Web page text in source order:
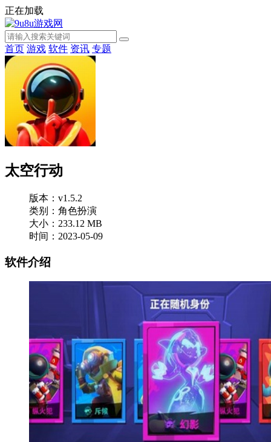
正在加载
首页 游戏 软件 资讯 专题
太空行动
版本：v1.5.2
类别：角色扮演
大小：233.12 MB
时间：2023-05-09
软件介绍